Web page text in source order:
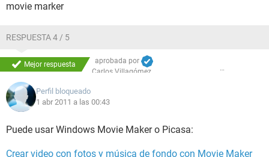
movie marker
RESPUESTA 4 / 5
Mejor respuesta
aprobada por
Carlos Villagómez
Perfil bloqueado
1 abr 2011 a las 00:43
Puede usar Windows Movie Maker o Picasa:
Crear video con fotos y música de fondo con Movie Maker